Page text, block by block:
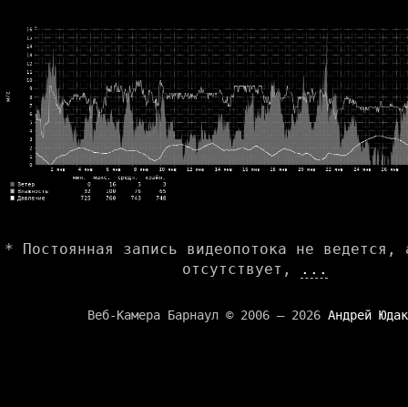
* Постоянная запись видеопотока не ведется,
отсутствует,
...
Веб-Камера Барнаул © 2006 — 2026 Андрей